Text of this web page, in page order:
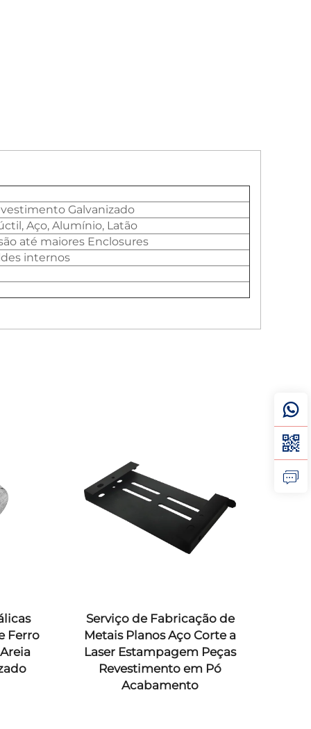
Galvanizado
Aço, Alumínio, Latão
até maiores Enclosures
internos
Ferro
Serviço de Fabricação de
Metais Planos Aço Corte a
Laser Estampagem Peças
Revestimento em Pó
Acabamento